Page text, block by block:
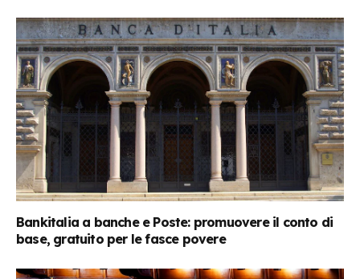
Bankitalia a banche e Poste: promuovere il conto di
base, gratuito per le fasce povere